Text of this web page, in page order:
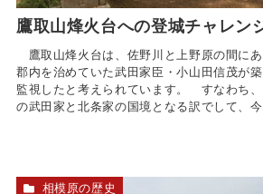
鷹取山烽火台への登城チャレン
鷹取山烽火台は、佐野川と上野原の間にあ
郡内を治めていた武田家臣・小山田信茂が
監視したと考えられています。 すなわち
の武田家と北条家の国境となる訳でして、
相模原の歴史